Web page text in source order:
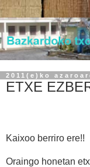
2011(e)ko
ETXE
Kaixoo berriro ere!!
Oraingo honetan